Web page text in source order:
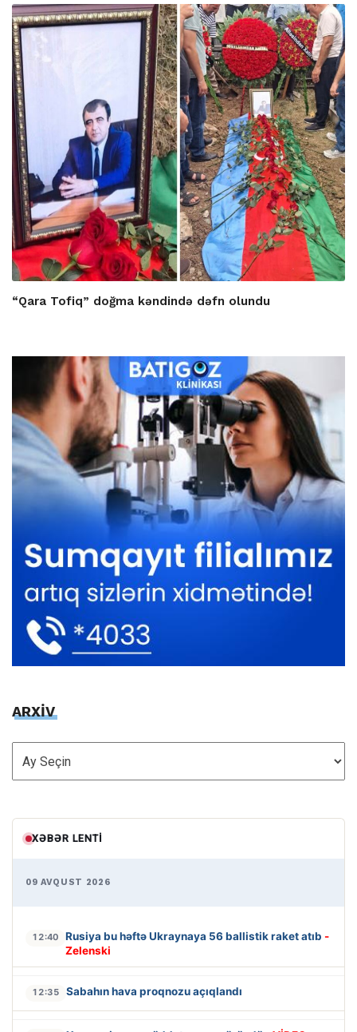
“Qara Tofiq” doğma kəndində dəfn olundu
ARXİV
ARXİV
XƏBƏR LENTI
09 AVQUST 2026
12:40 Rusiya bu həftə Ukraynaya 56 ballistik raket atıb -
Zelenski
12:35 Sabahın hava proqnozu açıqlandı